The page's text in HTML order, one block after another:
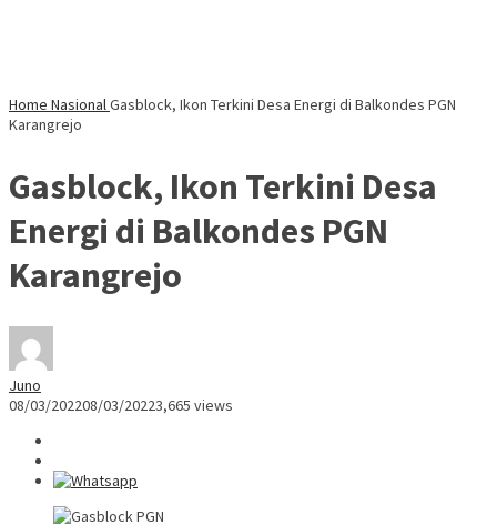
Home NasionalGasblock, Ikon Terkini Desa Energi di Balkondes PGN
Karangrejo
Gasblock, Ikon Terkini Desa
Energi di Balkondes PGN
Karangrejo
Juno
08/03/202208/03/20223,665 views